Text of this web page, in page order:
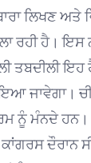
ਲਿਖਣ
ਰਹੀ ਹੈ। ਇਸ
ਤਬਦੀਲੀ
ਜਾਵੇਗਾ।
ਨੂੰ ਮੰਨਦੇ ਹਨ।
ਕਾਂਗਰਸ ਦੌਰਾਨ